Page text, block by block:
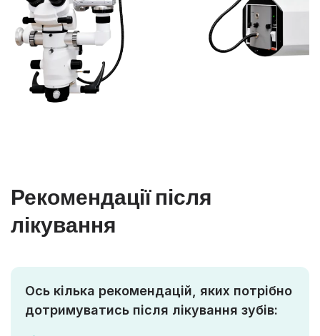
Рекомендації після
лікування
Ось кілька рекомендацій, яких потрібно
дотримуватись після лікування зубів: